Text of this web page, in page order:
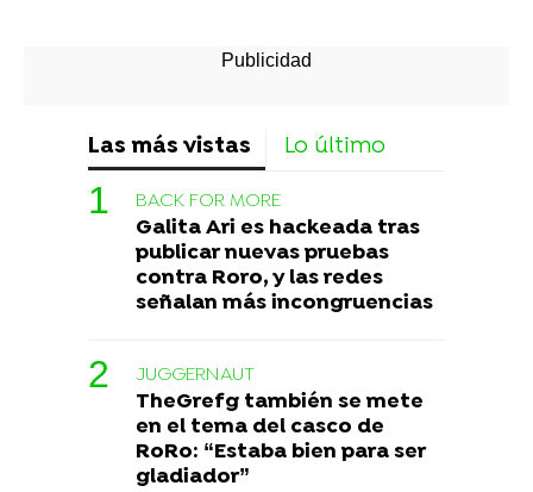
Las más vistas Lo último
BACK FOR MORE
Galita Ari es hackeada tras
publicar nuevas pruebas
contra Roro, y las redes
señalan más incongruencias
JUGGERNAUT
TheGrefg también se mete
en el tema del casco de
RoRo: “Estaba bien para ser
gladiador”